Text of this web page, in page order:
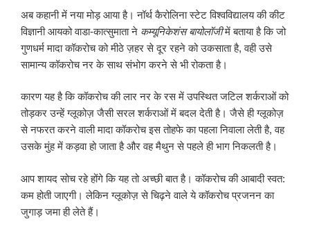
अब कहानी में नया मोड़ आया है। नॉर्थ कैरोलिना स्टेट विश्वविद्यालय की कीट
विज्ञानी आयको वाडा-कात्सुमाता ने कम्यूनिकेशंस बायोलॉजीमें बताया है कि जो
गुणधर्म मादा कॉकरोच को मीठे ज़हर से दूर रहने को उकसाता है, वही उसे
सामान्य कॉकरोच नर के साथ संभोग करने से भी रोकता है।
कारण यह है कि कॉकरोच की लार नर के रस में उपस्थित जटिल शर्कराओं को
तोड़कर उन्हें ग्लूकोज़ जैसी सरल शर्कराओं में बदल देती है। जैसे ही ग्लूकोज़
से नफरत करने वाली मादा कॉकरोच इस तोहफे का पहला निवाला लेती है, वह
उसके मुंह में कड़वा हो जाता है और वह मैथुन से पहले ही भाग निकलती है।
आप शायद सोच रहे होंगे कि यह तो अच्छी बात है। कॉकरोच की आबादी स्वत:
कम होती जाएगी। लेकिन ग्लूकोज़ से चिढ़ने वाले ये कॉकरोच प्रजनन का
जुगाड़ जमा ही लेते हैं।